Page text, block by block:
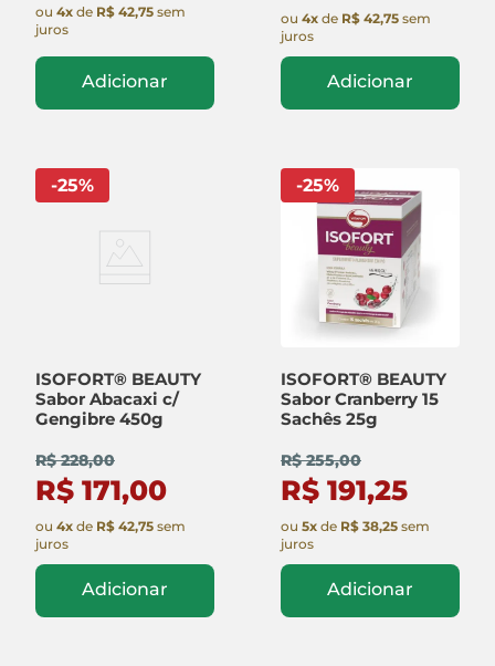
ou 4x de R$ 42,75 sem
juros
Adicionar
ou 4x de R$ 42,75 sem
juros
Adicionar
ISOFORT® BEAUTY
Sabor Abacaxi c/
Gengibre 450g
-25%
R$ 228,00
R$ 171,00
ou 4x de R$ 42,75 sem
juros
Adicionar
ISOFORT® BEAUTY
Sabor Cranberry 15
Sachês 25g
-25%
R$ 255,00
R$ 191,25
ou 5x de R$ 38,25 sem
juros
Adicionar